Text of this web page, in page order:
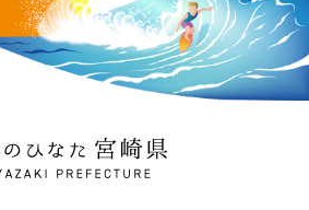
ひなた 宮崎県
PREFECTURE